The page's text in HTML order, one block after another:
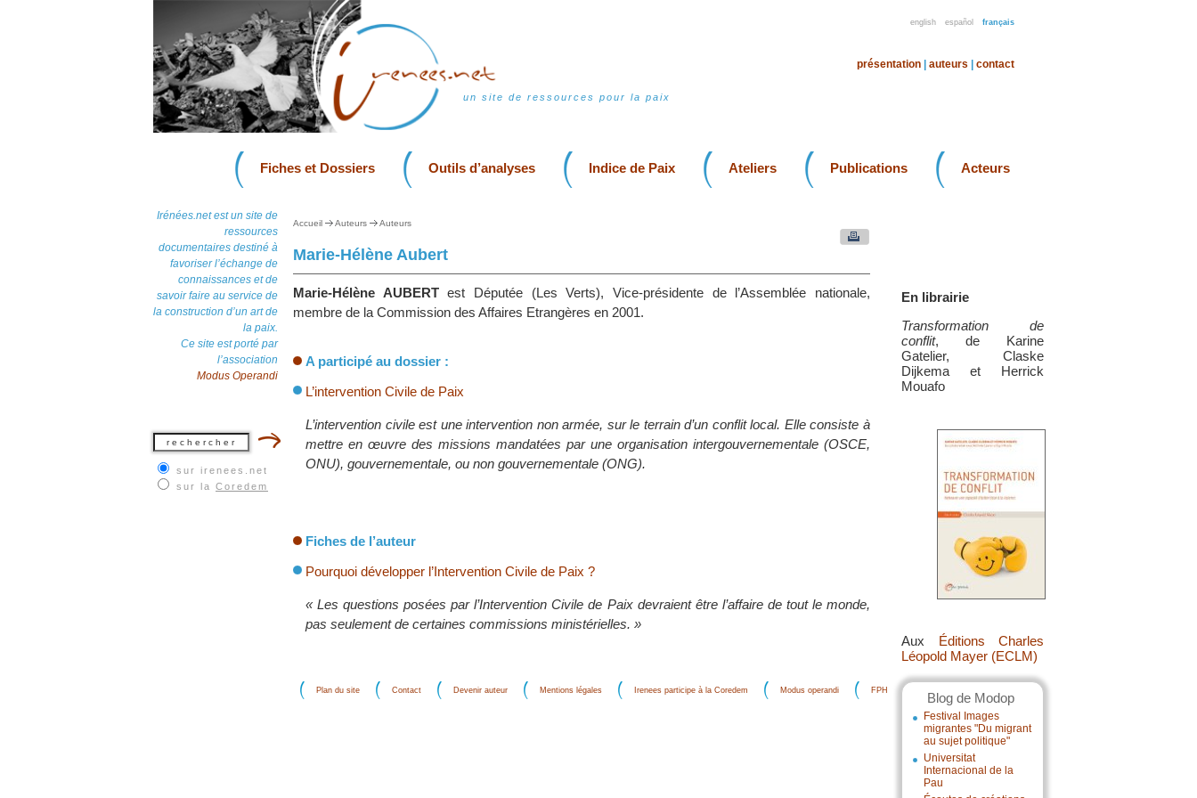
english español français
un site de ressources pour la paix
présentation auteurs contact
Fiches et Dossiers Outils d’analyses Indice de Paix Ateliers Publications Acteurs
Irénées.net est un site de
ressources
documentaires destiné à
favoriser l’échange de
connaissances et de
savoir faire au service de
la construction d’un art de
la paix.
Ce site est porté par
l’association
Modus Operandi
sur irenees.net
sur la Coredem
En librairie
Transformation de
conflit, de Karine
Gatelier, Claske
Dijkema et Herrick
Mouafo
Aux Éditions Charles
Léopold Mayer (ECLM)
Blog de Modop
Festival Images
migrantes "Du migrant
au sujet politique"
Universitat
Internacional de la
Pau
Accueil Auteurs Auteurs
Marie-Hélène Aubert
Marie-Hélène AUBERTest Députée (Les Verts), Vice-présidente de l’Assemblée nationale,
membre de la Commission des Affaires Etrangères en 2001.
A participé au dossier :
L’intervention Civile de Paix
L’intervention civile est une intervention non armée, sur le terrain d’un conflit local. Elle consiste à
mettre en œuvre des missions mandatées par une organisation intergouvernementale (OSCE,
ONU), gouvernementale, ou non gouvernementale (ONG).
Fiches de l’auteur
Pourquoi développer l’Intervention Civile de Paix ?
« Les questions posées par l’Intervention Civile de Paix devraient être l’affaire de tout le monde,
pas seulement de certaines commissions ministérielles. »
Plan du site Contact Devenir auteur Mentions légales Irenees participe à la Coredem Modus operandi FPH